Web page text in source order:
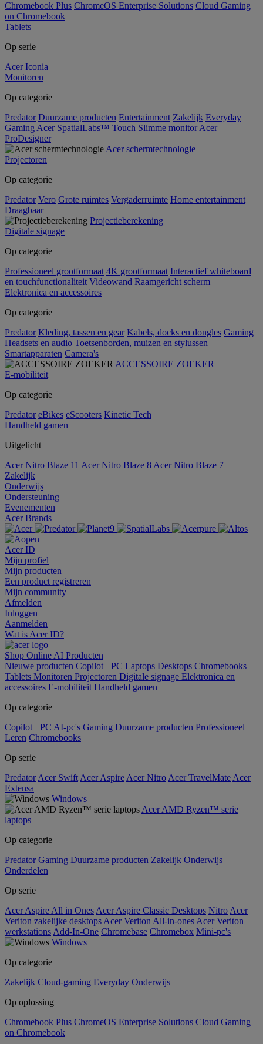
Chromebook Plus ChromeOS Enterprise Solutions Cloud Gaming
on Chromebook
Tablets
Op serie
Acer Iconia
Monitoren
Op categorie
Predator Duurzame producten Entertainment Zakelijk Everyday
Gaming Acer SpatialLabs™ Touch Slimme monitor Acer
ProDesigner
Acer schermtechnologie
Projectoren
Op categorie
Predator Vero Grote ruimtes Vergaderruimte Home entertainment
Draagbaar
Projectieberekening
Digitale signage
Op categorie
Professioneel grootformaat 4K grootformaat Interactief whiteboard
en touchfunctionaliteit Videowand Raamgericht scherm
Elektronica en accessoires
Op categorie
Predator Kleding, tassen en gear Kabels, docks en dongles Gaming
Headsets en audio Toetsenborden, muizen en stylussen
Smartapparaten Camera's
ACCESSOIRE ZOEKER
E-mobiliteit
Op categorie
Predator eBikes eScooters Kinetic Tech
Handheld gamen
Uitgelicht
Acer Nitro Blaze 11 Acer Nitro Blaze 8 Acer Nitro Blaze 7
Zakelijk
Onderwijs
Ondersteuning
Evenementen
Acer Brands
Acer ID
Mijn profiel
Mijn producten
Een product registreren
Mijn community
Afmelden
Inloggen
Aanmelden
Wat is Acer ID?
Shop Online AI Producten
Nieuwe producten Copilot+ PC Laptops Desktops Chromebooks
Tablets Monitoren Projectoren Digitale signage Elektronica en
accessoires E-mobiliteit Handheld gamen
Op categorie
Copilot+ PC AI-pc's Gaming Duurzame producten Professioneel
Leren Chromebooks
Op serie
Predator Acer Swift Acer Aspire Acer Nitro Acer TravelMate Acer
Extensa
Windows
Acer AMD Ryzen™ serie
laptops
Op categorie
Predator Gaming Duurzame producten Zakelijk Onderwijs
Onderdelen
Op serie
Acer Aspire All in Ones Acer Aspire Classic Desktops Nitro Acer
Veriton zakelijke desktops Acer Veriton All-in-ones Acer Veriton
werkstations Add-In-One Chromebase Chromebox Mini-pc's
Windows
Op categorie
Zakelijk Cloud-gaming Everyday Onderwijs
Op oplossing
Chromebook Plus ChromeOS Enterprise Solutions Cloud Gaming
on Chromebook